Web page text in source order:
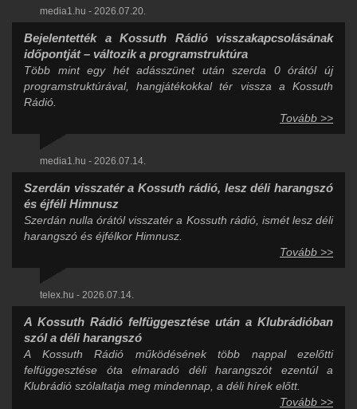
media1.hu - 2026.07.20.
Bejelentették a Kossuth Rádió visszakapcsolásának
időpontját – változik a programstruktúra
Több mint egy hét adásszünet után szerda 0 órától új
programstruktúrával, hangjátékokkal tér vissza a Kossuth
Rádió.
Tovább >>
media1.hu - 2026.07.14.
Szerdán visszatér a Kossuth rádió, lesz déli harangszó
és éjféli Himnusz
Szerdán nulla órától visszatér a Kossuth rádió, ismét lesz déli
harangszó és éjfélkor Himnusz.
Tovább >>
telex.hu - 2026.07.14.
A Kossuth Rádió felfüggesztése után a Klubrádióban
szól a déli harangszó
A Kossuth Rádió működésének több nappal ezelőtti
felfüggesztése óta elmaradó déli harangszót ezentúl a
Klubrádió szólaltatja meg mindennap, a déli hírek előtt.
Tovább >>